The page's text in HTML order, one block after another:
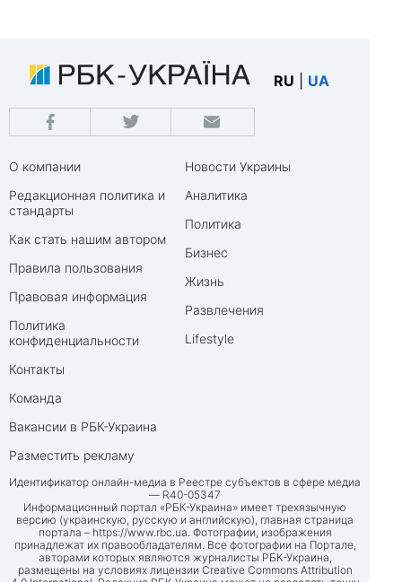
RU UA
О компании
Редакционная политика и
стандарты
Как стать нашим автором
Правила пользования
Правовая информация
Политика
конфиденциальности
Контакты
Команда
Вакансии в РБК-Украина
Разместить рекламу
Новости Украины
Аналитика
Политика
Бизнес
Жизнь
Развлечения
Lifestyle
Идентификатор онлайн-медиа в Реестре субъектов в сфере медиа
— R40-05347
Информационный портал «РБК-Украина» имеет трехязычную
версию (украинскую, русскую и английскую), главная страница
портала – https://www.rbc.ua. Фотографии, изображения
принадлежат их правообладателям. Все фотографии на Портале,
авторами которых являются журналисты РБК-Украина,
размещены на условиях лицензии Creative Commons Attribution